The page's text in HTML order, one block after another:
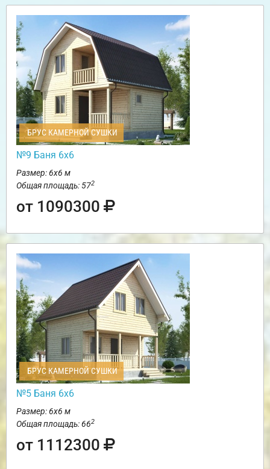
БРУС КАМЕРНОЙ СУШКИ
№9 Баня 6х6
Размер: 6х6 м
Общая площадь: 572
от 1090300
БРУС КАМЕРНОЙ СУШКИ
№5 Баня 6х6
Размер: 6х6 м
Общая площадь: 662
от 1112300